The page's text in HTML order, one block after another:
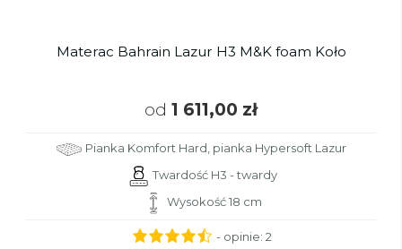
Materac Bahrain Lazur H3 M&K foam Koło
od 1 611,00 zł
Pianka Komfort Hard, pianka Hypersoft Lazur
Twardość H3 - twardy
Wysokość 18 cm
- opinie: 2